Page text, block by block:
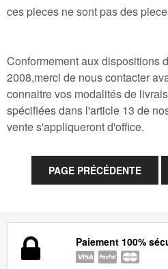
ces pieces ne sont pas des
Conformement aux dispositions
2008,merci de nous contacter
connaitre vos modalités de
spécifiées dans l'article 13 de
vente s'appliqueront d'office.
Paiement 100%